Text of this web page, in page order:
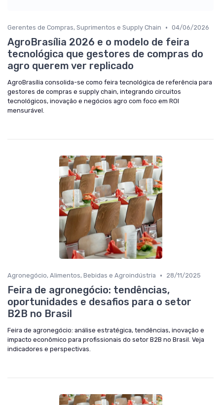
Gerentes de Compras, Suprimentos e Supply Chain • 04/06/2026
AgroBrasília 2026 e o modelo de feira
tecnológica que gestores de compras do
agro querem ver replicado
AgroBrasília consolida-se como feira tecnológica de referência para
gestores de compras e supply chain, integrando circuitos
tecnológicos, inovação e negócios agro com foco em ROI
mensurável.
Agronegócio, Alimentos, Bebidas e Agroindústria • 28/11/2025
Feira de agronegócio: tendências,
oportunidades e desafios para o setor
B2B no Brasil
Feira de agronegócio: análise estratégica, tendências, inovação e
impacto econômico para profissionais do setor B2B no Brasil. Veja
indicadores e perspectivas.